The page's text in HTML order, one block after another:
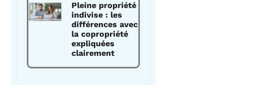
Pleine propriété
indivise : les
différences avec
la copropriété
expliquées
clairement